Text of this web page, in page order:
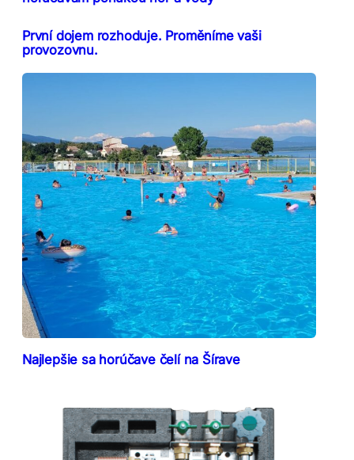
První dojem rozhoduje. Proměníme vaši
provozovnu.
Najlepšie sa horúčave čelí na Šírave